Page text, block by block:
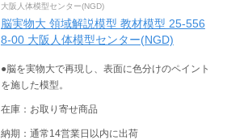
大阪人体模型センター(NGD)
脳実物大 領域解説模型 教材模型 25-556
8-00 大阪人体模型センター(NGD)
●脳を実物大で再現し、表面に色分けのペイント
を施した模型。
在庫：お取り寄せ商品
納期：通常14営業日以内に出荷